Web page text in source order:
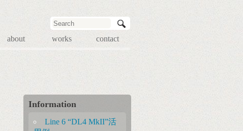
about works contact
Information
Line 6 “DL4 MkII”活